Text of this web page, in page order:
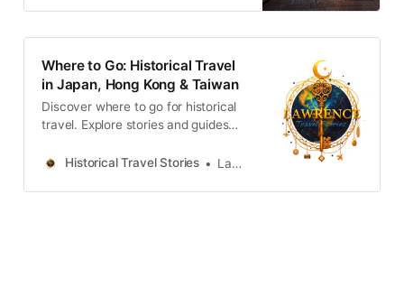
Where to Go: Historical Travel
in Japan, Hong Kong & Taiwan
Discover where to go for historical
travel. Explore stories and guides
Taiwan, more destinations like the
Historical Travel Stories Lawrence